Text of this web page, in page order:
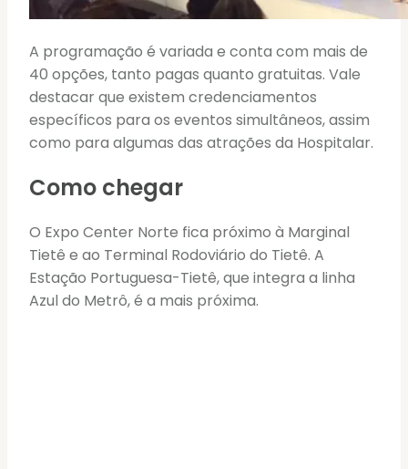
A programação é variada e conta com mais de
40 opções, tanto pagas quanto gratuitas. Vale
destacar que existem credenciamentos
específicos para os eventos simultâneos, assim
como para algumas das atrações da Hospitalar.
Como chegar
O Expo Center Norte fica próximo à Marginal
Tietê e ao Terminal Rodoviário do Tietê. A
Estação Portuguesa-Tietê, que integra a linha
Azul do Metrô, é a mais próxima.